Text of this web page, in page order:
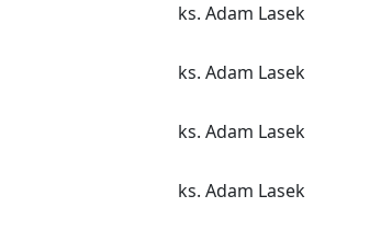
ks. Adam Lasek
ks. Adam Lasek
ks. Adam Lasek
ks. Adam Lasek